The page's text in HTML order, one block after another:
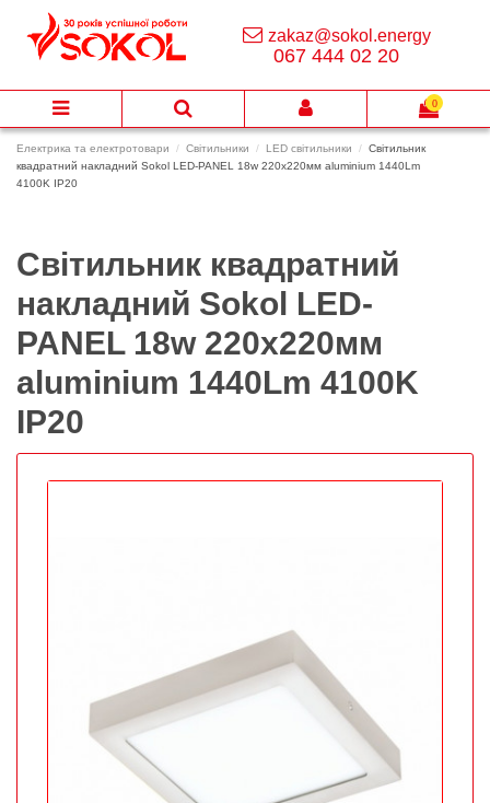
Електрика та електротовари Світильники LED світильники
Світильник
квадратний накладний Sokol LED-PANEL 18w 220х220мм aluminium 1440Lm
4100K IP20
Світильник квадратний
накладний Sokol LED-
PANEL 18w 220х220мм
aluminium 1440Lm 4100K
IP20
zakaz@sokol.energy
067 444 02 20
0